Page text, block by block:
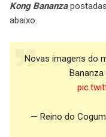
Kong Bananza
abaixo.
Novas imagens do
— Reino do